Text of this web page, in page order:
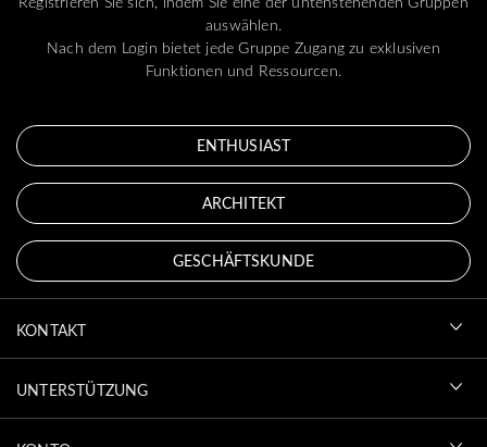
auswählen.
Nach dem Login bietet jede Gruppe Zugang zu exklusiven
Funktionen und Ressourcen.
ENTHUSIAST
ARCHITEKT
GESCHÄFTSKUNDE
KONTAKT
UNTERSTÜTZUNG